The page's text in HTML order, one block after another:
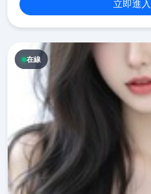
立即進入
在線